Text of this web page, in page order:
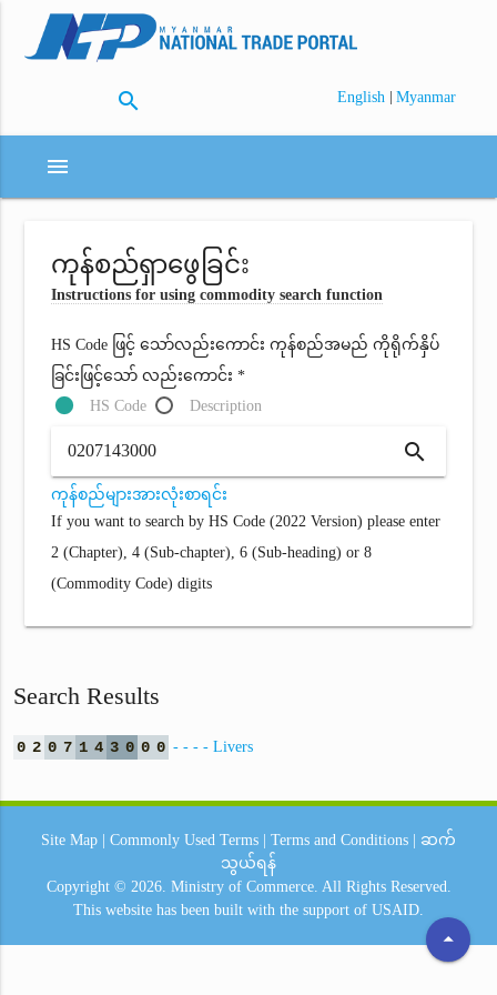
search English | Myanmar
menu
ကုန်စည်ရှာဖွေခြင်း
Instructions for using commodity search function
HS Code ဖြင့် သော်လည်းကောင်း ကုန်စည်အမည် ကိုရိုက်နှိပ်
ခြင်းဖြင့်သော် လည်းကောင်း *
HS Code
Description
search
ကုန်စည်များအားလုံးစာရင်း
If you want to search by HS Code (2022 Version) please enter
2 (Chapter), 4 (Sub-chapter), 6 (Sub-heading) or 8
(Commodity Code) digits
Search Results
0 2 0 7 1 4 3 0 0 0 - - - - Livers
arrow_drop_up
Site Map Commonly Used Terms Terms and Conditions
ဆက်
သွယ်ရန်
Copyright © 2026. Ministry of Commerce. All Rights Reserved.
This website has been built with the support of USAID.